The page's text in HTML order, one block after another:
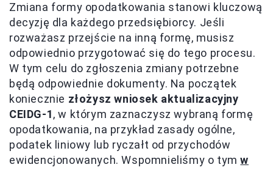
Zmiana formy opodatkowania stanowi kluczową
decyzję dla każdego przedsiębiorcy. Jeśli
rozważasz przejście na inną formę, musisz
odpowiednio przygotować się do tego procesu.
W tym celu do zgłoszenia zmiany potrzebne
będą odpowiednie dokumenty. Na początek
koniecznie złożysz wniosek aktualizacyjny
CEIDG-1, w którym zaznaczysz wybraną formę
opodatkowania, na przykład zasady ogólne,
podatek liniowy lub ryczałt od przychodów
ewidencjonowanych. Wspomnieliśmy o tymw